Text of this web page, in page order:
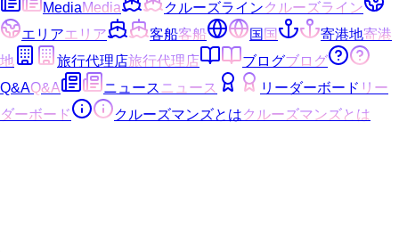
MediaMedia クルーズラインクルーズライン
エリアエリア 客船客船 国国 寄港地寄港
地
旅行代理店旅行代理店 ブログブログ
Q&AQ&A ニュース ニュース リーダーボード リー
ダーボード
クルーズマンズとはクルーズマンズとは